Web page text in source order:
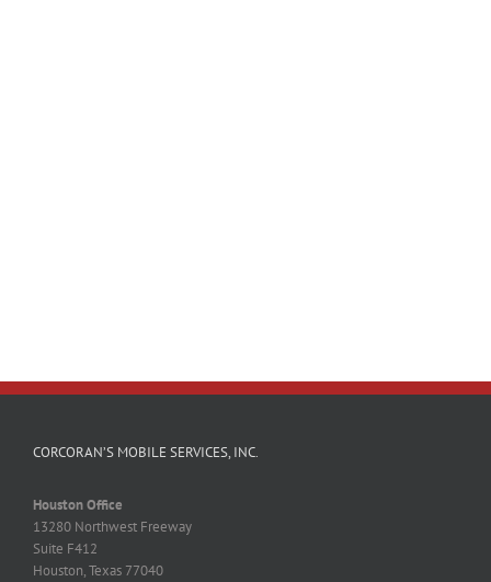
CORCORAN’S MOBILE SERVICES, INC.
Houston Office
13280 Northwest Freeway
Suite F412
Houston, Texas 77040